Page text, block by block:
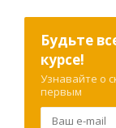
Будьте
курсе!
Узнавайте о
первым